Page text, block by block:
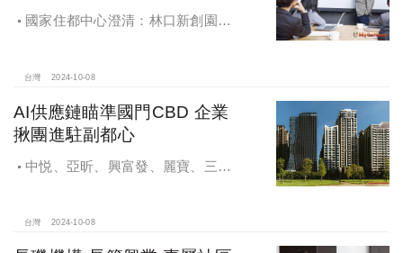
國家住都中心澄清：林口新創園秉
台灣 2024-10-08
AI供應鏈瞄準國門CBD 企業
揪團進駐副都心
中悦、亞昕、興富發、麗寶、三發
未來還陸續有超過7萬坪辦公樓面積新
供給。
台灣 2024-10-08